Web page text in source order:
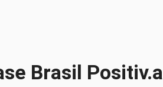
Brasil Positiv.a